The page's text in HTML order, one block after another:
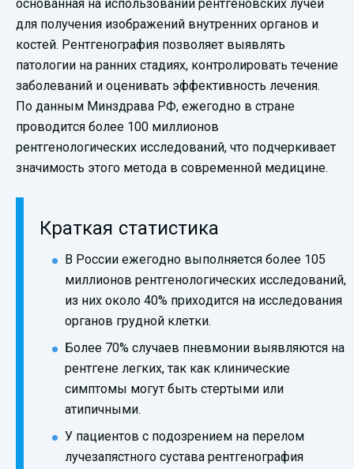
основанная на использовании рентгеновских лучей
для получения изображений внутренних органов и
костей. Рентгенография позволяет выявлять
патологии на ранних стадиях, контролировать течение
заболеваний и оценивать эффективность лечения.
По данным Минздрава РФ, ежегодно в стране
проводится более 100 миллионов
рентгенологических исследований, что подчеркивает
значимость этого метода в современной медицине.
Краткая статистика
В России ежегодно выполняется более 105
миллионов рентгенологических исследований,
из них около 40% приходится на исследования
органов грудной клетки.
Более 70% случаев пневмонии выявляются на
рентгене легких, так как клинические
симптомы могут быть стертыми или
атипичными.
У пациентов с подозрением на перелом
лучезапястного сустава рентгенография